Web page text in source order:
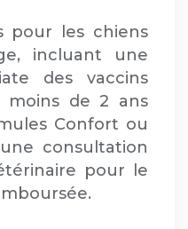
pour les chiens
incluant une
des vaccins
moins de 2 ans
Confort ou
consultation
pour le